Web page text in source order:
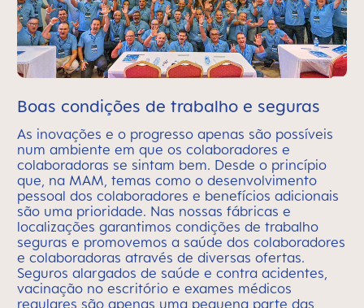
Boas condições de trabalho e seguras
As inovações e o progresso apenas são possíveis
num ambiente em que os colaboradores e
colaboradoras se sintam bem. Desde o princípio
que, na MAM, temas como o desenvolvimento
pessoal dos colaboradores e benefícios adicionais
são uma prioridade. Nas nossas fábricas e
localizações garantimos condições de trabalho
seguras e promovemos a saúde dos colaboradores
e colaboradoras através de diversas ofertas.
Seguros alargados de saúde e contra acidentes,
vacinação no escritório e exames médicos
regulares são apenas uma pequena parte das